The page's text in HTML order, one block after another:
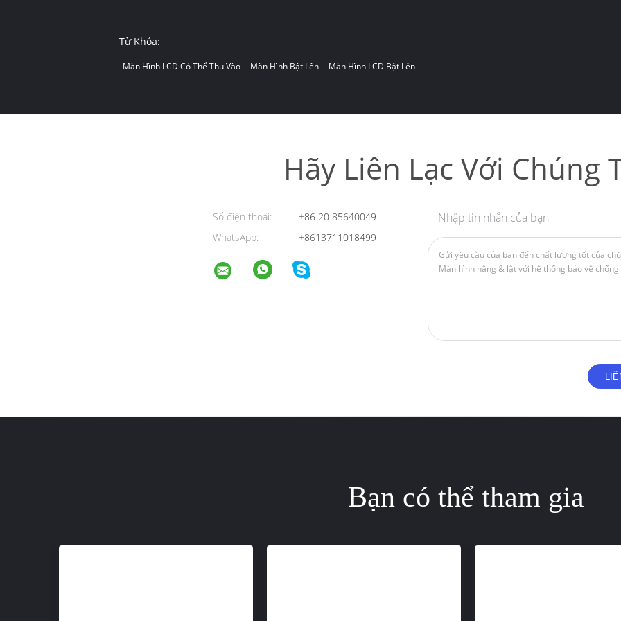
Từ Khóa:
Màn Hình LCD Có Thể Thu Vào Màn Hình Bật Lên Màn Hình LCD Bật Lên
Hãy Liên Lạc Với Chúng
Số điện thoại:
+86 20 85640049
WhatsApp:
+8613711018499
Nhập tin nhắn của bạn
Bạn có thể tham gia